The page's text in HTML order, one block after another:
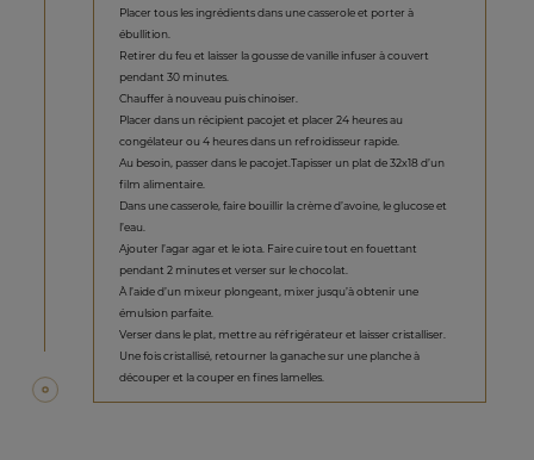
Placer tous les ingrédients dans une casserole et porter à
ébullition.
Retirer du feu et laisser la gousse de vanille infuser à couvert
pendant 30 minutes.
Chauffer à nouveau puis chinoiser.
Placer dans un récipient pacojet et placer 24 heures au
congélateur ou 4 heures dans un refroidisseur rapide.
Au besoin, passer dans le pacojet.Tapisser un plat de 32x18 d’un
film alimentaire.
Dans une casserole, faire bouillir la crème d’avoine, le glucose et
l’eau.
Ajouter l’agar agar et le iota. Faire cuire tout en fouettant
pendant 2 minutes et verser sur le chocolat.
À l’aide d’un mixeur plongeant, mixer jusqu’à obtenir une
émulsion parfaite.
Verser dans le plat, mettre au réfrigérateur et laisser cristalliser.
Une fois cristallisé, retourner la ganache sur une planche à
découper et la couper en fines lamelles.